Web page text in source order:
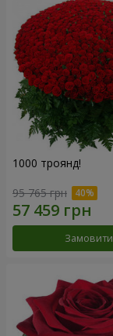
1000 троянд!
95 765 грн
Замовити